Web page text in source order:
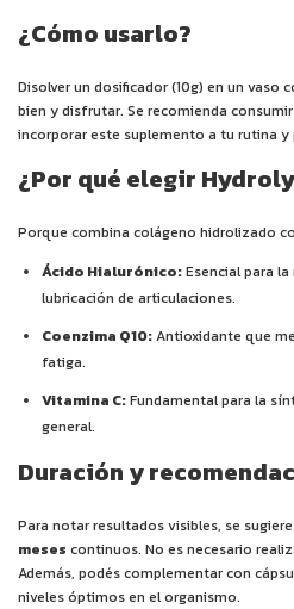
¿Cómo usarlo?
Disolver un dosificador (10g) en un vaso
bien y disfrutar. Se recomienda consumir
incorporar este suplemento a tu rutina
¿Por qué elegir
Porque combina colágeno hidrolizado
Ácido Hialurónico:Esencial para
lubricación de articulaciones.
Coenzima Q10:Antioxidante que
fatiga.
Vitamina C:Fundamental para la
general.
Duración y
Para notar resultados visibles, se
meses continuos. No es necesario
Además, podés complementar con
niveles óptimos en el organismo.